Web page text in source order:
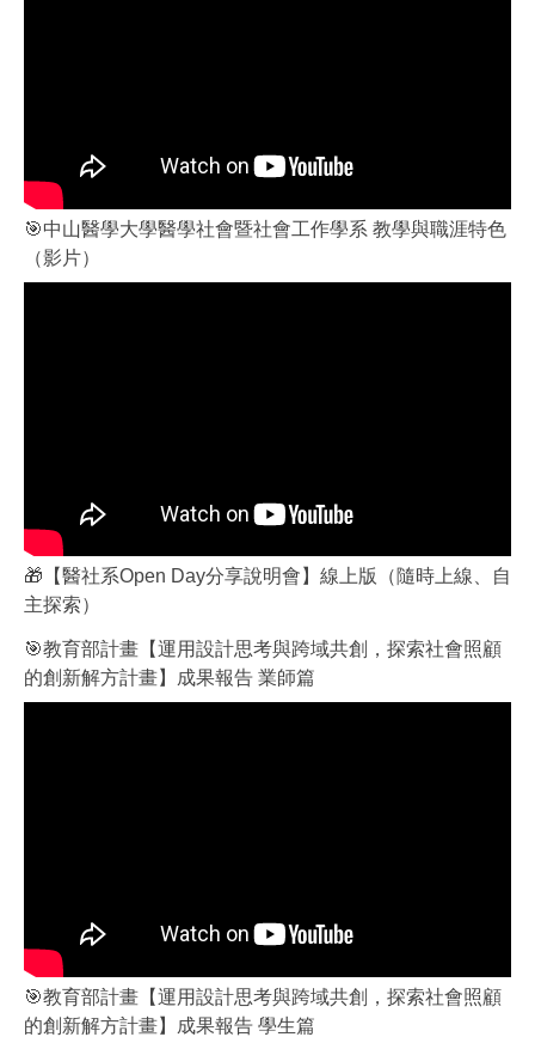
🎯中山醫學大學醫學社會暨社會工作學系 教學與職涯特色
（影片）
🎁【醫社系Open Day分享說明會】線上版（隨時上線、自
主探索）
🎯教育部計畫【運用設計思考與跨域共創，探索社會照顧
的創新解方計畫】成果報告 業師篇
🎯教育部計畫【運用設計思考與跨域共創，探索社會照顧
的創新解方計畫】成果報告 學生篇